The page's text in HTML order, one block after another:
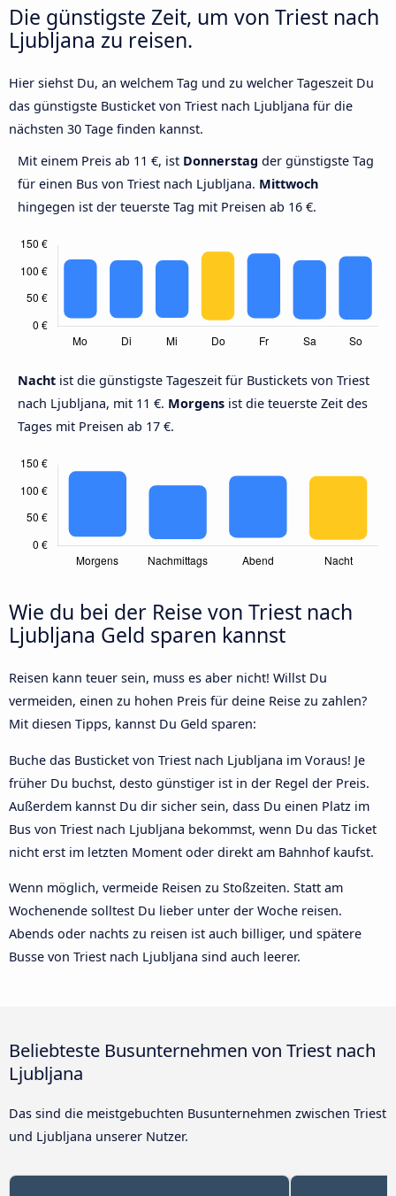
Die günstigste Zeit, um von Triest nach
Ljubljana zu reisen.
Hier siehst Du, an welchem Tag und zu welcher Tageszeit Du
das günstigste Busticket von Triest nach Ljubljana für die
nächsten 30 Tage finden kannst.
Mit einem Preis ab 11 €, ist Donnerstag der günstigste Tag
für einen Bus von Triest nach Ljubljana. Mittwoch
hingegen ist der teuerste Tag mit Preisen ab 16 €.
Nacht ist die günstigste Tageszeit für Bustickets von Triest
nach Ljubljana, mit 11 €. Morgens ist die teuerste Zeit des
Tages mit Preisen ab 17 €.
Wie du bei der Reise von Triest nach
Ljubljana Geld sparen kannst
Reisen kann teuer sein, muss es aber nicht! Willst Du
vermeiden, einen zu hohen Preis für deine Reise zu zahlen?
Mit diesen Tipps, kannst Du Geld sparen:
Buche das Busticket von Triest nach Ljubljana im Voraus! Je
früher Du buchst, desto günstiger ist in der Regel der Preis.
Außerdem kannst Du dir sicher sein, dass Du einen Platz im
Bus von Triest nach Ljubljana bekommst, wenn Du das Ticket
nicht erst im letzten Moment oder direkt am Bahnhof kaufst.
Wenn möglich, vermeide Reisen zu Stoßzeiten. Statt am
Wochenende solltest Du lieber unter der Woche reisen.
Abends oder nachts zu reisen ist auch billiger, und spätere
Busse von Triest nach Ljubljana sind auch leerer.
Beliebteste Busunternehmen von Triest nach
Ljubljana
Das sind die meistgebuchten Busunternehmen zwischen Triest
und Ljubljana unserer Nutzer.